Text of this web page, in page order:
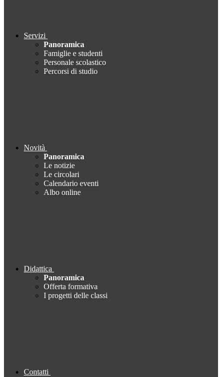
Servizi
Panoramica
Famiglie e studenti
Personale scolastico
Percorsi di studio
Novità
Panoramica
Le notizie
Le circolari
Calendario eventi
Albo online
Didattica
Panoramica
Offerta formativa
I progetti delle classi
Contatti